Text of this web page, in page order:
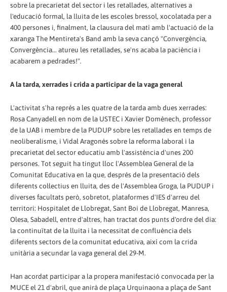
sobre la precarietat del sector i les retallades, alternatives a
l'educació formal, la lluita de les escoles bressol, xocolatada per a
400 persones i, finalment, la clausura del matí amb l'actuació de la
xaranga The Mentireta's Band amb la seva cançó "Convergència,
Convergència... atureu les retallades, se'ns acaba la paciència i
acabarem a pedrades!".
A la tarda, xerrades i crida a participar de la vaga general
L'activitat s'ha représ a les quatre de la tarda amb dues xerrades:
Rosa Canyadell en nom de la USTEC i Xavier Domènech, professor
de la UAB i membre de la PUDUP sobre les retallades en temps de
neoliberalisme, i Vidal Aragonés sobre la reforma laboral i la
precarietat del sector educatiu amb l'assistència d'unes 200
persones. Tot seguit ha tingut lloc l'Assemblea General de la
Comunitat Educativa en la que, després de la presentació dels
diferents col·lectius en lluita, des de l'Assemblea Groga, la PUDUP i
diverses facultats però, sobretot, plataformes d'IES d'arreu del
territori: Hospitalet de Llobregat, Sant Boi de Llobregat, Manresa,
Olesa, Sabadell, entre d'altres, han tractat dos punts d'ordre del dia:
la continuïtat de la lluita i la necessitat de confluència dels
diferents sectors de la comunitat educativa, així com la crida
unitària a secundar la vaga general del 29-M.
Han acordat participar a la propera manifestació convocada per la
MUCE el 21 d'abril, que anirà de plaça Urquinaona a plaça de Sant